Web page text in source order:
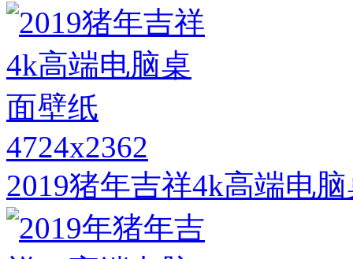
4724x2362
2019猪年吉祥4k高端电